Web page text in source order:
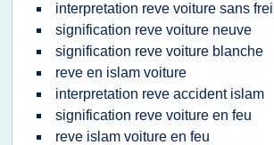
interpretation reve voiture sans
signification reve voiture neuve
signification reve voiture blanche
reve en islam voiture
interpretation reve accident islam
signification reve voiture en feu
reve islam voiture en feu